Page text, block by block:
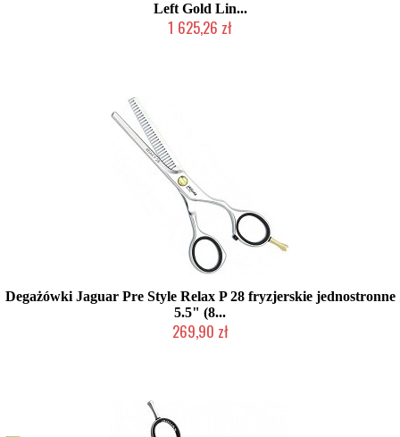
Left Gold Lin...
1 625,26 zł
Degażówki Jaguar Pre Style Relax P 28 fryzjerskie jednostronne
5.5" (8...
269,90 zł